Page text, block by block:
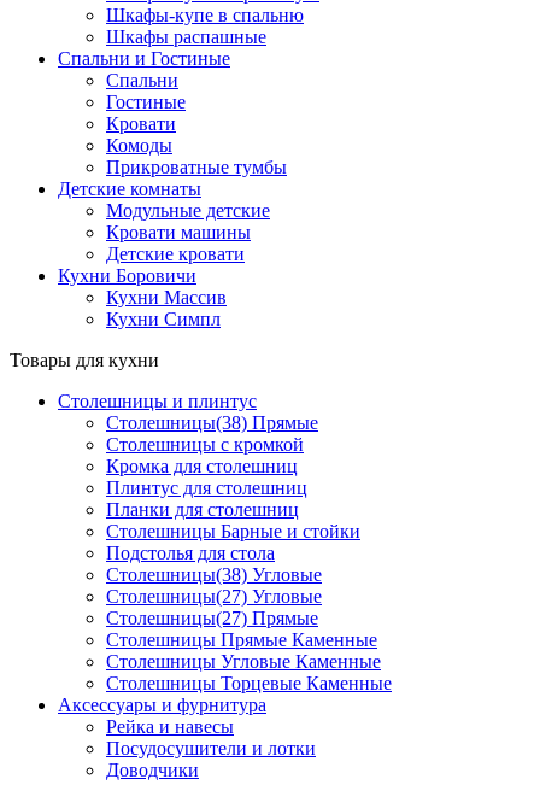
Шкафы-купе в спальню
Шкафы распашные
Спальни и Гостиные
Спальни
Гостиные
Кровати
Комоды
Прикроватные тумбы
Детские комнаты
Модульные детские
Кровати машины
Детские кровати
Кухни Боровичи
Кухни Массив
Кухни Симпл
Товары для кухни
Столешницы и плинтус
Столешницы(38) Прямые
Столешницы с кромкой
Кромка для столешниц
Плинтус для столешниц
Планки для столешниц
Столешницы Барные и стойки
Подстолья для стола
Столешницы(38) Угловые
Столешницы(27) Угловые
Столешницы(27) Прямые
Столешницы Прямые Каменные
Столешницы Угловые Каменные
Столешницы Торцевые Каменные
Аксессуары и фурнитура
Рейка и навесы
Посудосушители и лотки
Доводчики